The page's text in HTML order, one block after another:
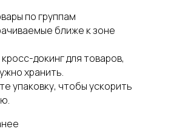
по группам
ближе к зоне
докинг для товаров,
хранить.
упаковку, чтобы ускорить
даетесогласие на
данных
в